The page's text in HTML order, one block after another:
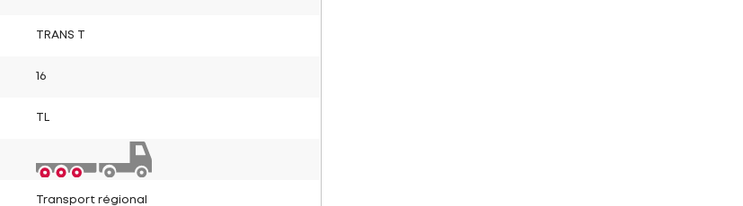
TRANS T
16
Transport régional